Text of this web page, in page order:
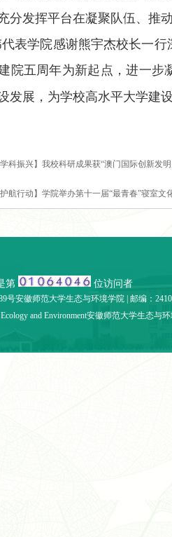
分发挥平台在凝聚队伍、推
表学院感谢熊宇杰校长一
院五周年为新起点，进一步
发展，为学校高水平大学建
科振兴】我校科研成果获“澳门国际创新发
航行动】学院举办第十一届“最青春”寝室文
第 位访问者
号安徽师范大学生态与环境学院 | 邮编：
and Environment安徽师范大学生态与